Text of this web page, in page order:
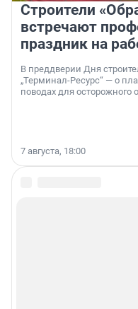
Строители
встречают
праздник на
В преддверии Дня
„Терминал-Ресурс“ — о
поводах для осторожного
7 августа, 18:00